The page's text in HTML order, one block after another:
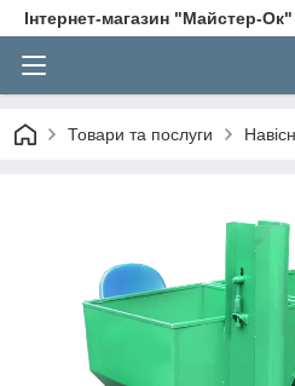
Інтернет-магазин "Майстер-Ок"
Товари та послуги